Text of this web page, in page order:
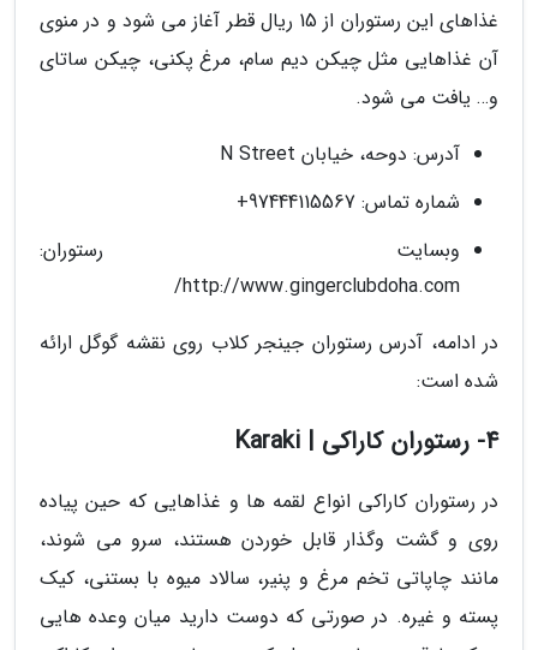
غذاهای این رستوران از 15 ریال قطر آغاز می شود و در منوی
آن غذاهایی مثل چیکن دیم سام، مرغ پکنی، چیکن ساتای
و… یافت می شود.
آدرس: دوحه، خیابان N Street
شماره تماس: 97444115567+
وبسایت رستوران:
http://www.gingerclubdoha.com/
در ادامه، آدرس رستوران جینجر کلاب روی نقشه گوگل ارائه
شده است:
4- رستوران کاراکی | Karaki
در رستوران کاراکی انواع لقمه ها و غذاهایی که حین پیاده
روی و گشت وگذار قابل خوردن هستند، سرو می شوند،
مانند چاپاتی تخم مرغ و پنیر، سالاد میوه با بستنی، کیک
پسته و غیره. در صورتی که دوست دارید میان وعده هایی